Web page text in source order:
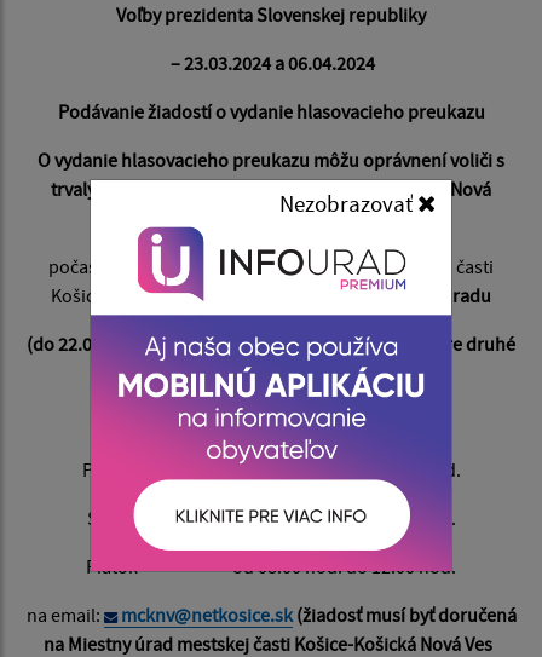
Voľby prezidenta Slovenskej republiky
– 23.03.2024 a 06.04.2024
Podávanie žiadostí o vydanie hlasovacieho preukazu
O vydanie hlasovacieho preukazu môžu oprávnení voličis
trvalým pobytom na území obce Košice – Košická Nová
Ves požiadať:
počas úradných hodín Miestneho úradu mestskej časti
Košice- Košická Nová Ves
v podateľni miestneho úradu
(do 22.03.2024 pre prvé kolo volieb, do 05.04.2024 pre druhé
kolo volieb)
kontakt 055/ 798 01 01
Pondelok od 08.00 hod. do 15.00 hod.
Streda od 08.00 hod. do 16.30 hod.
Piatok od 08.00 hod. do 12.00 hod.
na email:
mcknv@netkosice.sk (žiadosť musí byť doručená
na Miestny úrad mestskej časti Košice-Košická Nová Ves
Nezobrazovať